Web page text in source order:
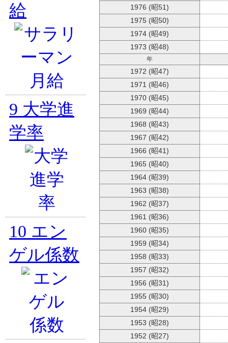
1976 (昭51)
1975 (昭50)
1974 (昭49)
1973 (昭48)
年
1972 (昭47)
1971 (昭46)
1970 (昭45)
1969 (昭44)
1968 (昭43)
1967 (昭42)
1966 (昭41)
1965 (昭40)
1964 (昭39)
1963 (昭38)
1962 (昭37)
1961 (昭36)
1960 (昭35)
1959 (昭34)
1958 (昭33)
1957 (昭32)
1956 (昭31)
1955 (昭30)
1954 (昭29)
1953 (昭28)
1952 (昭27)
給
9 大学進
学率
10 エン
ゲル係数